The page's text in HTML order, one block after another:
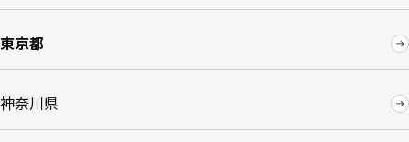
東京都
神奈川県